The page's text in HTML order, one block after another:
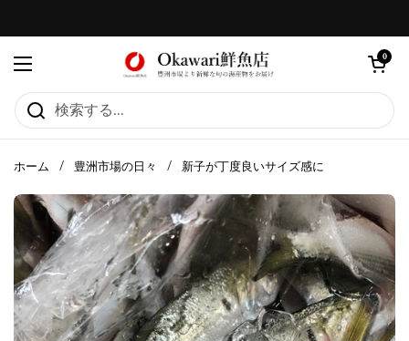
メニューを開く
カートを
0
ホーム / 豊洲市場の日々 / 新子が丁度良いサイズ感に